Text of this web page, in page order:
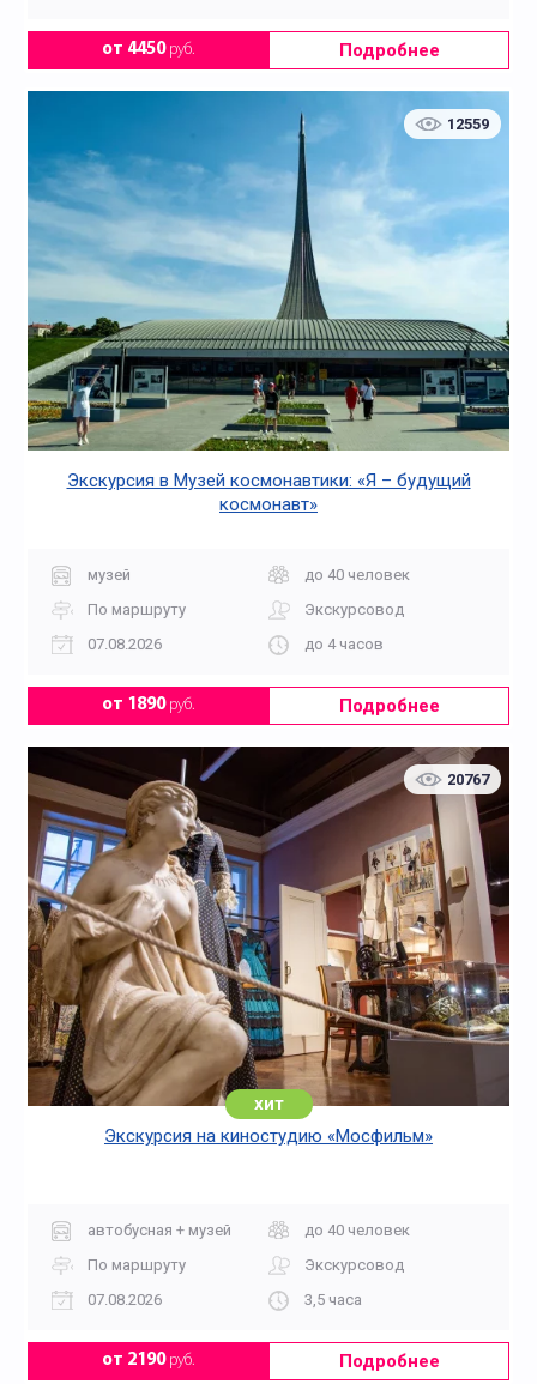
от 4450руб. Подробнее
12559
Экскурсия в Музей космонавтики: «Я – будущий
космонавт»
музей
до 40 человек
По маршруту
Экскурсовод
07.08.2026
до 4 часов
от 1890руб. Подробнее
20767
хит
Экскурсия на киностудию «Мосфильм»
автобусная + музей
до 40 человек
По маршруту
Экскурсовод
07.08.2026
3,5 часа
от 2190руб. Подробнее